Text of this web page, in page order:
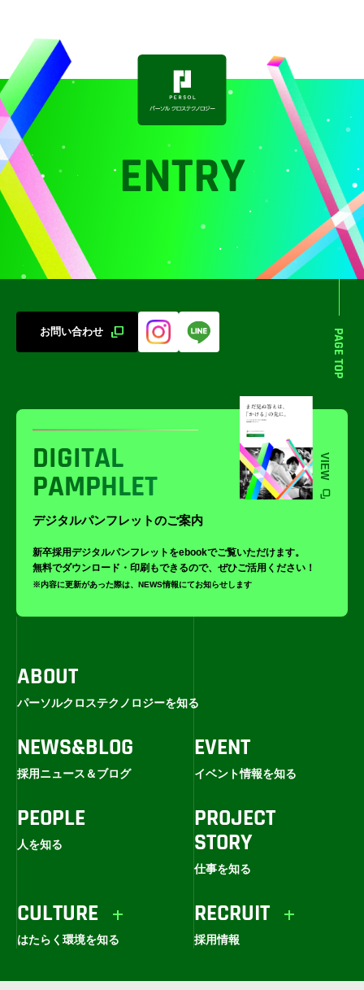
ENTRY
PAGE TOP
お問い合わせ
DIGITAL
PAMPHLET
デジタルパンフレットのご案内
新卒採用デジタルパンフレットをebookでご覧いただけます。
無料でダウンロード・印刷もできるので、ぜひご活用ください！
※内容に更新があった際は、NEWS情報にてお知らせします
VIEW
ABOUT
パーソルクロステクノロジーを知る
NEWS&BLOG
採用ニュース＆ブログ
EVENT
イベント情報を知る
PEOPLE
人を知る
PROJECT
STORY
仕事を知る
CULTURE
はたらく環境を知る
RECRUIT
採用情報